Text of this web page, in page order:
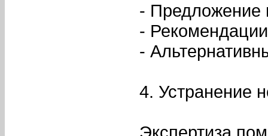
- Предложение
-
-
4. Устранение